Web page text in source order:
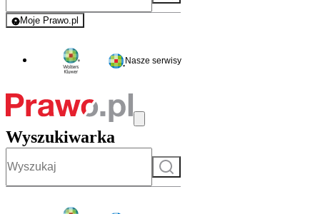
Moje Prawo.pl
- rejestracja i logowanie do serwisu
Nasze serwisy
Wyszukiwarka
Szukaj